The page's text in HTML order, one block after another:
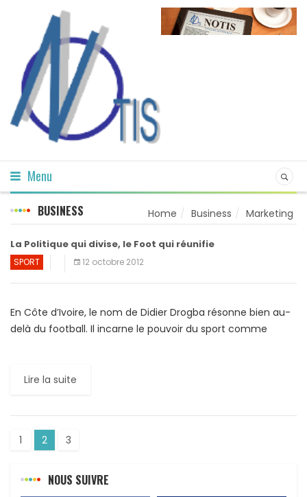
Menu
BUSINESS Home Business Marketing
La Politique qui divise, le Foot qui réunifie
SPORT 12 octobre 2012
En Côte d’Ivoire, le nom de Didier Drogba résonne bien au-
delà du football. Il incarne le pouvoir du sport comme
Lire la suite
1 2 3
NOUS SUIVRE